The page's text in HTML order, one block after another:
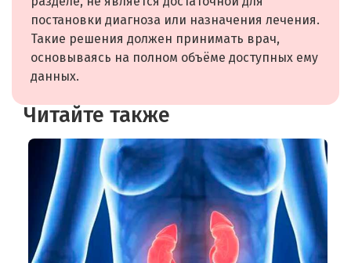
постановки диагноза или назначения лечения.
Такие решения должен принимать врач,
основываясь на полном объёме доступных ему
данных.
Читайте также